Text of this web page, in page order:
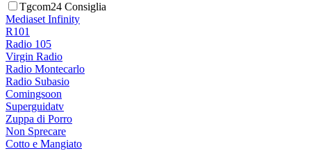
Tgcom24 Consiglia
Mediaset Infinity
R101
Radio 105
Virgin Radio
Radio Montecarlo
Radio Subasio
Comingsoon
Superguidatv
Zuppa di Porro
Non Sprecare
Cotto e Mangiato